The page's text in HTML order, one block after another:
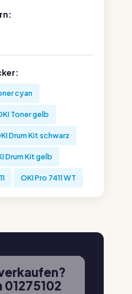
cyan
Toner gelb
Drum Kit schwarz
Drum Kit gelb
OKI Pro 7411 WT